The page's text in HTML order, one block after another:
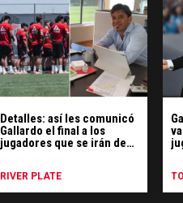
Detalles: así les comunicó
Gallardo el final a los
jugadores que se irán de
RIVER PLATE